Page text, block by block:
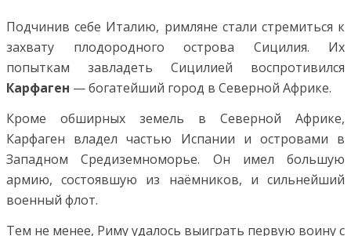
Подчинив себе Италию, римляне стали стремиться к
захвату плодородного острова Сицилия. Их
попыткам завладеть Сицилией воспротивился
Карфаген — богатейший город в Северной Африке.
Кроме обширных земель в Северной Африке,
Карфаген владел частью Испании и островами в
Западном Средиземноморье. Он имел большую
армию, состоявшую из наёмников, и сильнейший
военный флот.
Тем не менее, Риму удалось выиграть первую воину с